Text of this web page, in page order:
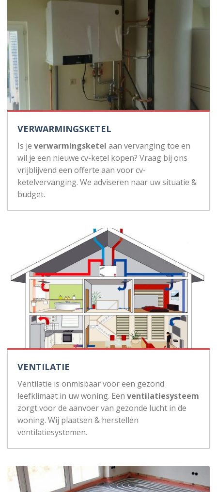
VERWARMINGSKETEL
Is je verwarmingsketel aan vervanging toe en
wil je een nieuwe cv-ketel kopen? Vraag bij ons
vrijblijvend een offerte aan voor cv-
ketelvervanging. We adviseren naar uw situatie &
budget.
VENTILATIE
Ventilatie is onmisbaar voor een gezond
leefklimaat in uw woning. Een ventilatiesysteem
zorgt voor de aanvoer van gezonde lucht in de
woning. Wij plaatsen & herstellen
ventilatiesystemen.